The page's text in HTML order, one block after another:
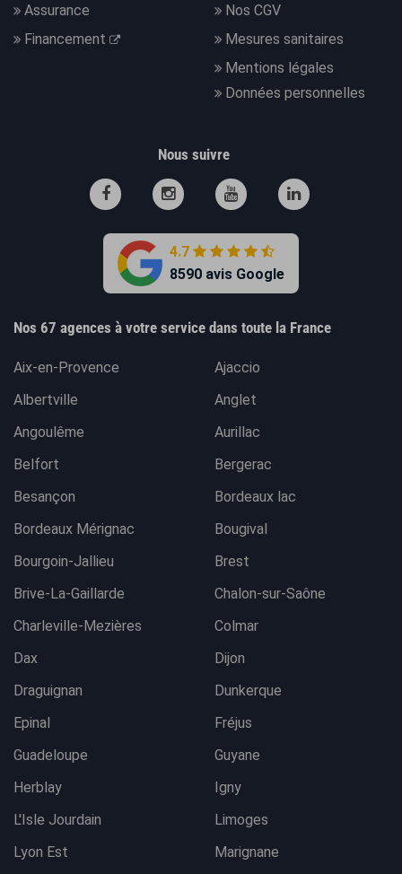
Assurance
Financement
Nos CGV
Mesures sanitaires
Mentions légales
Données personnelles
Nous suivre
4.7
8590 avis Google
Nos 67 agences à votre service dans toute la France
Aix-en-Provence
Ajaccio
Albertville
Anglet
Angoulême
Aurillac
Belfort
Bergerac
Besançon
Bordeaux lac
Bordeaux Mérignac
Bougival
Bourgoin-Jallieu
Brest
Brive-La-Gaillarde
Chalon-sur-Saône
Charleville-Mezières
Colmar
Dax
Dijon
Draguignan
Dunkerque
Epinal
Fréjus
Guadeloupe
Guyane
Herblay
Igny
L'Isle Jourdain
Limoges
Lyon Est
Marignane